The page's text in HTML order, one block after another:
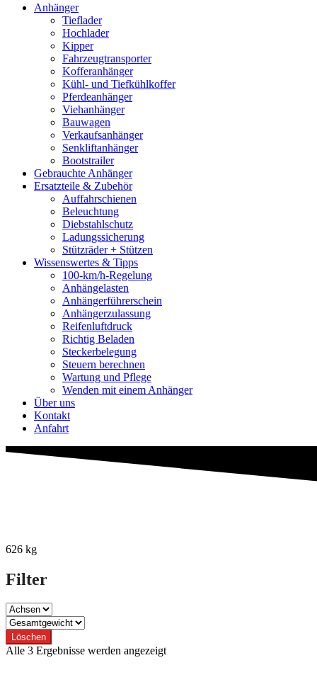
Anhänger
Tieflader
Hochlader
Kipper
Fahrzeugtransporter
Kofferanhänger
Kühl- und Tiefkühlkoffer
Pferdeanhänger
Viehanhänger
Bauwagen
Verkaufsanhänger
Senkliftanhänger
Bootstrailer
Gebrauchte Anhänger
Ersatzteile & Zubehör
Auffahrschienen
Beleuchtung
Diebstahlschutz
Ladungssicherung
Stützräder + Stützen
Wissenswertes & Tipps
100-km/h-Regelung
Anhängelasten
Anhängerführerschein
Anhängerzulassung
Reifenluftdruck
Richtig Beladen
Steckerbelegung
Steuern berechnen
Wartung und Pflege
Wenden mit einem Anhänger
Über uns
Kontakt
Anfahrt
626 kg
Filter
Löschen
Alle 3 Ergebnisse werden angezeigtNach